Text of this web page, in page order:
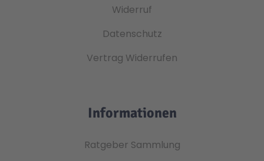
Widerruf
Datenschutz
Vertrag Widerrufen
Informationen
Ratgeber Sammlung